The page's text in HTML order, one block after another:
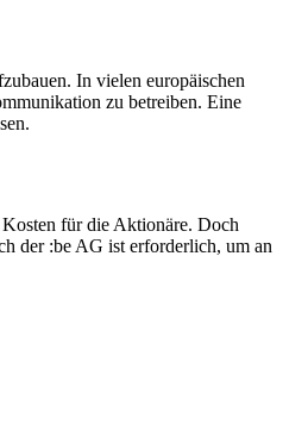
In vielen europäischen
zu betreiben. Eine
für die Aktionäre. Doch
der :be AG ist erforderlich, um an